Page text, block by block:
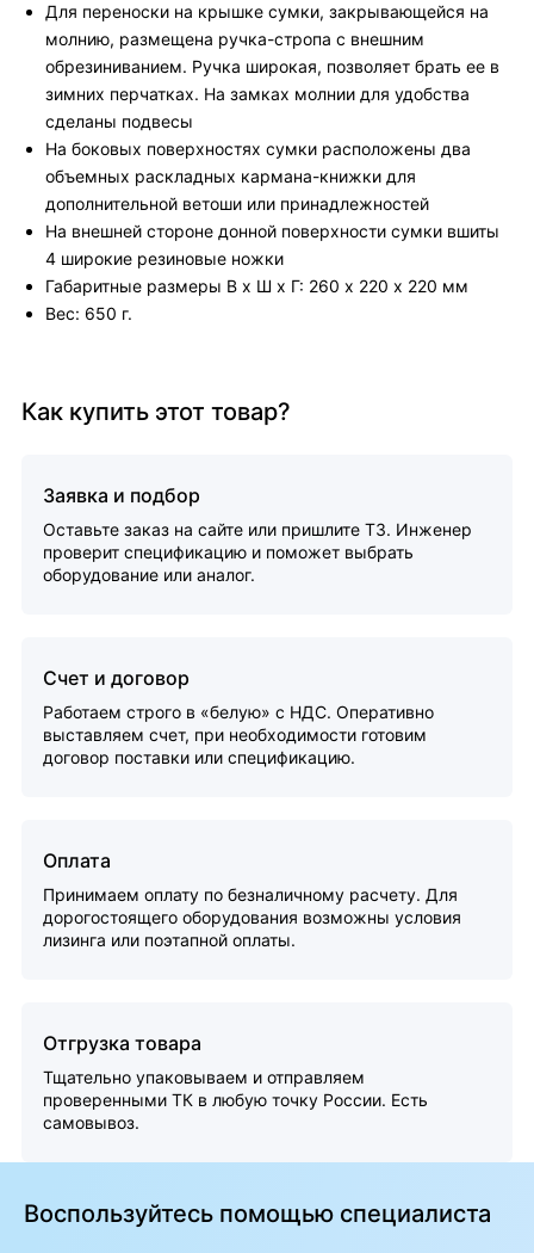
Для переноски на крышке сумки, закрывающейся на
молнию, размещена ручка-стропа с внешним
обрезиниванием. Ручка широкая, позволяет брать ее в
зимних перчатках. На замках молнии для удобства
сделаны подвесы
На боковых поверхностях сумки расположены два
объемных раскладных кармана-книжки для
дополнительной ветоши или принадлежностей
На внешней стороне донной поверхности сумки вшиты
4 широкие резиновые ножки
Габаритные размеры В х Ш х Г: 260 х 220 х 220 мм
Вес: 650 г.
Как купить этот товар?
Заявка и подбор
Оставьте заказ на сайте или пришлите ТЗ. Инженер
проверит спецификацию и поможет выбрать
оборудование или аналог.
Счет и договор
Работаем строго в «белую» с НДС. Оперативно
выставляем счет, при необходимости готовим
договор поставки или спецификацию.
Оплата
Принимаем оплату по безналичному расчету. Для
дорогостоящего оборудования возможны условия
лизинга или поэтапной оплаты.
Отгрузка товара
Тщательно упаковываем и отправляем
проверенными ТК в любую точку России. Есть
самовывоз.
Воспользуйтесь помощью специалиста